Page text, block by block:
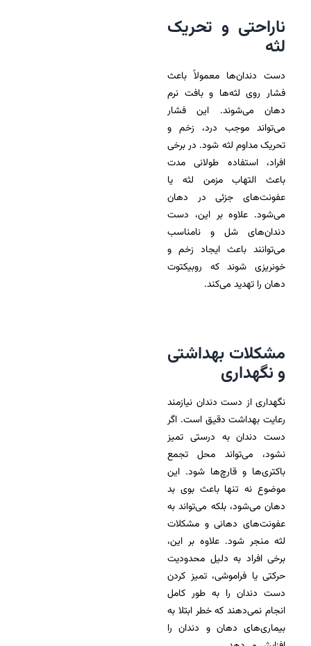
ناراحتی و تحریک
لثه
دست دندان‌ها معمولاً باعث
فشار روی لثه‌ها و بافت نرم
دهان می‌شوند. این فشار
می‌تواند موجب درد، زخم و
تحریک مداوم لثه شود. در برخی
افراد، استفاده طولانی مدت
باعث التهاب مزمن لثه یا
عفونت‌های جزئی در دهان
می‌شود. علاوه بر این، دست
دندان‌های شل و نامناسب
می‌توانند باعث ایجاد زخم و
خونریزی شوند که روبیکتوت
دهان را تهدید می‌کند.
مشکلات بهداشتی
و نگهداری
نگهداری از دست دندان نیازمند
رعایت بهداشت دقیق است. اگر
دست دندان به درستی تمیز
نشود، می‌تواند محل تجمع
باکتری‌ها و قارچ‌ها شود. این
موضوع نه تنها باعث بوی بد
دهان می‌شود، بلکه می‌تواند به
عفونت‌های دهانی و مشکلات
لثه منجر شود. علاوه بر این،
برخی افراد به دلیل محدودیت
حرکتی یا فراموشی، تمیز کردن
دست دندان را به طور کامل
انجام نمی‌دهند که خطر ابتلا به
بیماری‌های دهان و دندان را